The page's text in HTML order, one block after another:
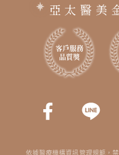
亞太醫美
依據醫療機構資訊管理規範，